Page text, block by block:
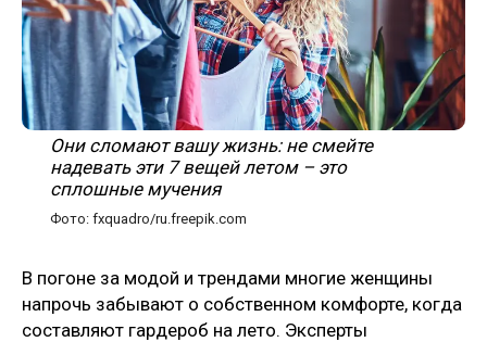
Они сломают вашу жизнь: не смейте
надевать эти 7 вещей летом – это
сплошные мучения
Фото: fxquadro/ru.freepik.com
В погоне за модой и трендами многие женщины
напрочь забывают о собственном комфорте, когда
составляют гардероб на лето. Эксперты